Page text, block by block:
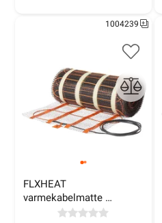
FLXHEAT
varmekabelmatte
150W/m² 8,0m² 1170W
1004239